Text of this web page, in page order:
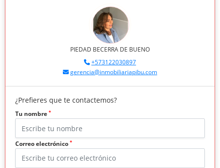
PIEDAD BECERRA DE BUENO
+573122030897
gerencia@inmobiliariapibu.com
¿Prefieres que te contactemos?
Tu nombre *
Correo electrónico *